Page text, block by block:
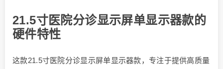
21.5寸医院分诊显示屏单显示器款的
硬件特性
这款21.5寸医院分诊显示屏单显示器款，专注于提供高质量